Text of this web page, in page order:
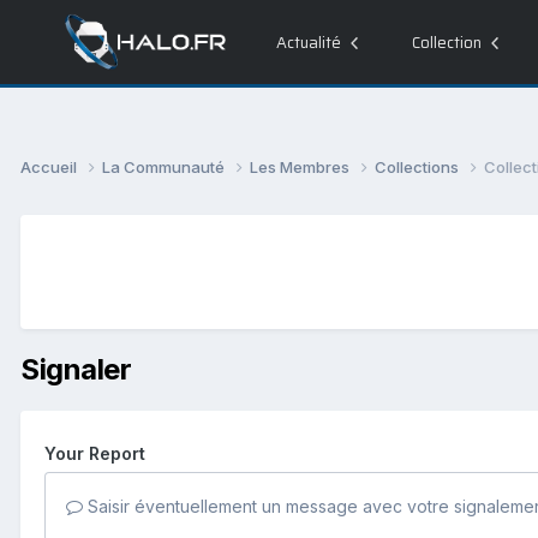
Actualité Collection
Accueil La Communauté Les Membres Collections
Signaler
Your Report
Saisir éventuellement un message avec votre